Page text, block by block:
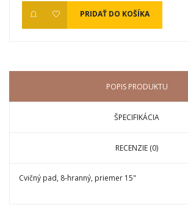
PRIDAŤ DO KOŠÍKA
POPIS PRODUKTU
ŠPECIFIKÁCIA
RECENZIE (0)
Cvičný pad, 8-hranný, priemer 15"